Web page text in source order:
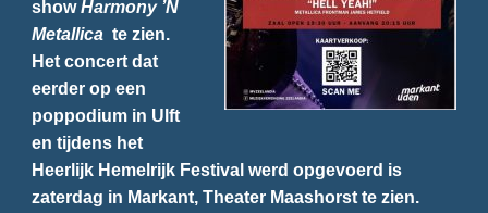
showHarmony ’N
Metallicate zien.
Het concert dat
eerder op een
poppodium in Ulft
en tijdens het
Heerlijk Hemelrijk Festival werd opgevoerd is
zaterdag in Markant, Theater Maashorst te zien.